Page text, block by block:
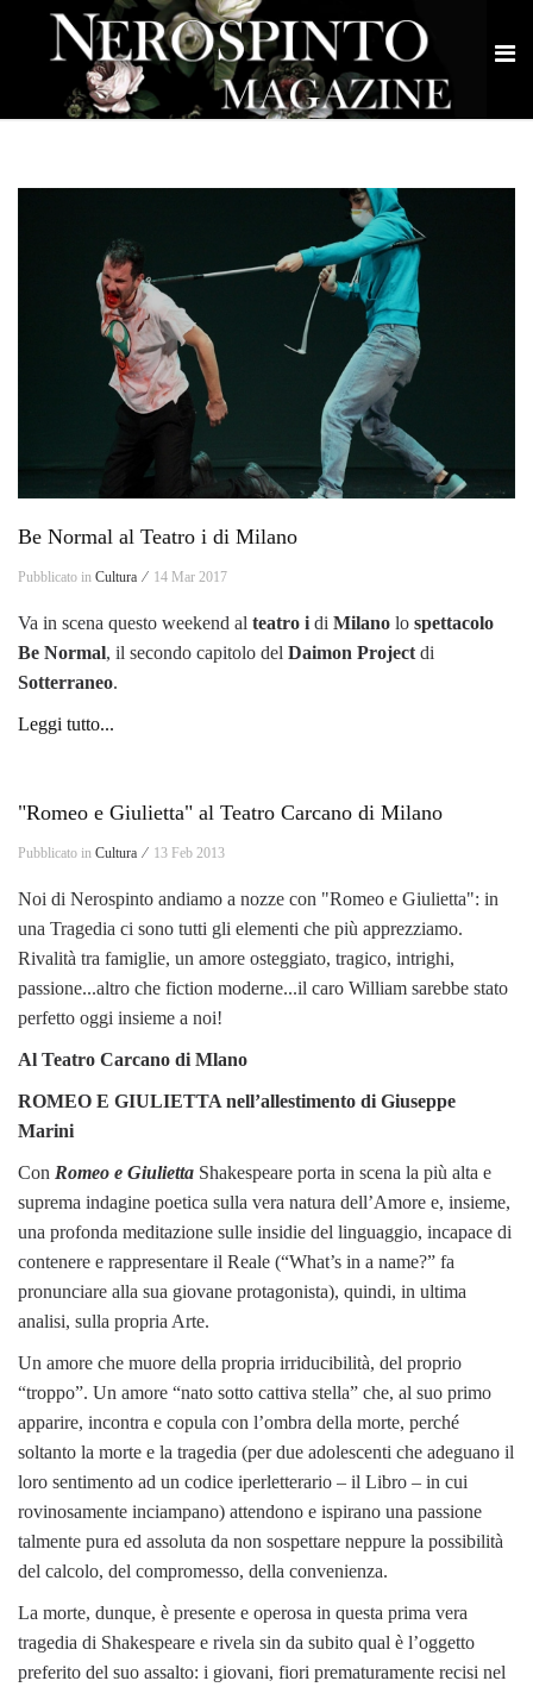
Be Normal al Teatro i di Milano
Pubblicato in Cultura ⁄ 14 Mar 2017
Va in scena questo weekend al teatro i di Milano lo spettacolo
Be Normal, il secondo capitolo del Daimon Project di
Sotterraneo.
Leggi tutto...
"Romeo e Giulietta" al Teatro Carcano di Milano
Pubblicato in Cultura ⁄ 13 Feb 2013
Noi di Nerospinto andiamo a nozze con "Romeo e Giulietta": in
una Tragedia ci sono tutti gli elementi che più apprezziamo.
Rivalità tra famiglie, un amore osteggiato, tragico, intrighi,
passione...altro che fiction moderne...il caro William sarebbe stato
perfetto oggi insieme a noi!
Al Teatro Carcano di Mlano
ROMEO E GIULIETTA nell’allestimento di Giuseppe
Marini
Con Romeo e Giulietta Shakespeare porta in scena la più alta e
suprema indagine poetica sulla vera natura dell’Amore e, insieme,
una profonda meditazione sulle insidie del linguaggio, incapace di
contenere e rappresentare il Reale (“What’s in a name?” fa
pronunciare alla sua giovane protagonista), quindi, in ultima
analisi, sulla propria Arte.
Un amore che muore della propria irriducibilità, del proprio
“troppo”. Un amore “nato sotto cattiva stella” che, al suo primo
apparire, incontra e copula con l’ombra della morte, perché
soltanto la morte e la tragedia (per due adolescenti che adeguano il
loro sentimento ad un codice iperletterario – il Libro – in cui
rovinosamente inciampano) attendono e ispirano una passione
talmente pura ed assoluta da non sospettare neppure la possibilità
del calcolo, del compromesso, della convenienza.
La morte, dunque, è presente e operosa in questa prima vera
tragedia di Shakespeare e rivela sin da subito qual è l’oggetto
preferito del suo assalto: i giovani, fiori prematuramente recisi nel